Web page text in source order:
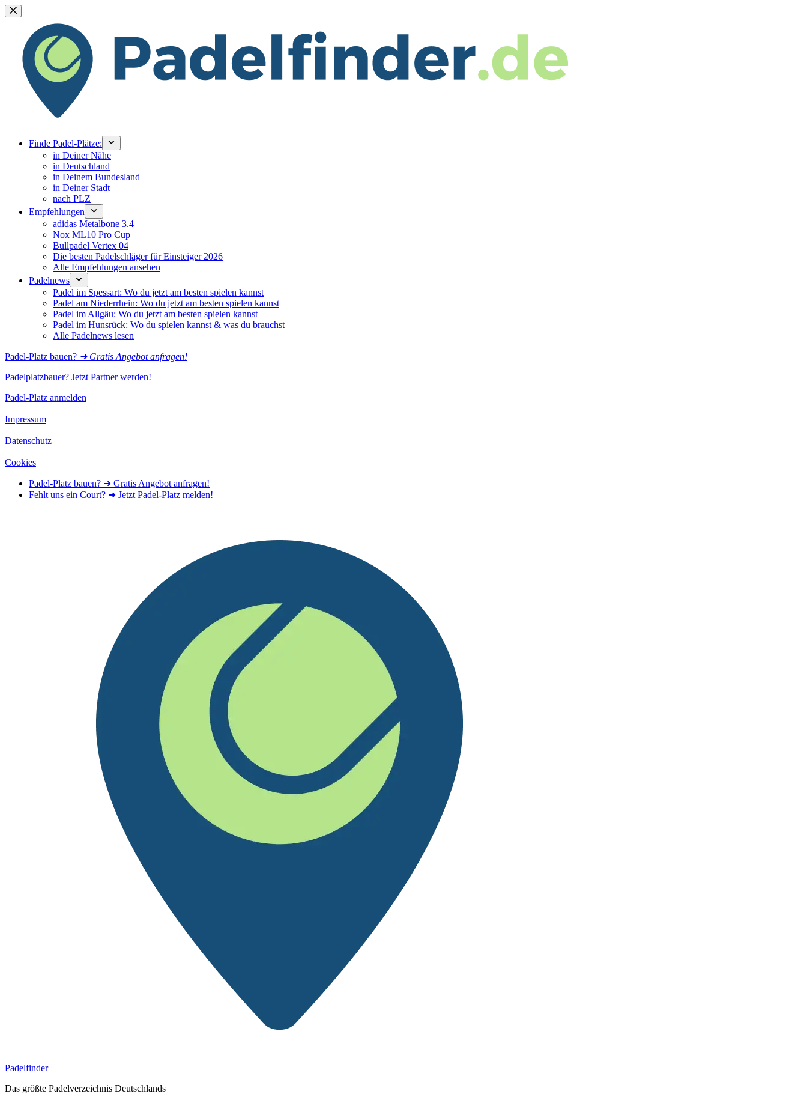
Zum
Inhalt
springen
Finde Padel-Plätze:
in Deiner Nähe
in Deutschland
in Deinem Bundesland
in Deiner Stadt
nach PLZ
Empfehlungen
adidas Metalbone 3.4
Nox ML10 Pro Cup
Bullpadel Vertex 04
Die besten Padelschläger für Einsteiger 2026
Alle Empfehlungen ansehen
Padelnews
Padel im Spessart: Wo du jetzt am besten spielen kannst
Padel am Niederrhein: Wo du jetzt am besten spielen kannst
Padel im Allgäu: Wo du jetzt am besten spielen kannst
Padel im Hunsrück: Wo du spielen kannst & was du brauchst
Alle Padelnews lesen
Padel-Platz bauen? ➜ Gratis Angebot anfragen!
Padelplatzbauer? Jetzt Partner werden!
Padel-Platz anmelden
Impressum
Datenschutz
Cookies
Padel-Platz bauen? ➜ Gratis Angebot anfragen!
Fehlt uns ein Court? ➜ Jetzt Padel-Platz melden!
Padelfinder
Das größte Padelverzeichnis Deutschlands